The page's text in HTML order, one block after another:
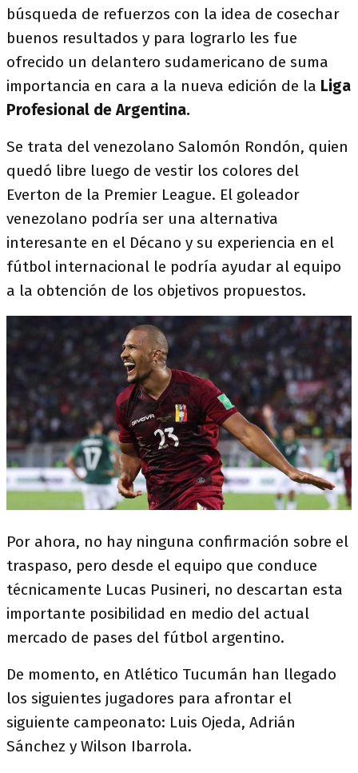
búsqueda de refuerzos con la idea de cosechar
buenos resultados y para lograrlo les fue
ofrecido un delantero sudamericano de suma
importancia en cara a la nueva edición de la Liga
Profesional de Argentina.
Se trata del venezolano Salomón Rondón, quien
quedó libre luego de vestir los colores del
Everton de la Premier League. El goleador
venezolano podría ser una alternativa
interesante en el Décano y su experiencia en el
fútbol internacional le podría ayudar al equipo
a la obtención de los objetivos propuestos.
Por ahora, no hay ninguna confirmación sobre el
traspaso, pero desde el equipo que conduce
técnicamente Lucas Pusineri, no descartan esta
importante posibilidad en medio del actual
mercado de pases del fútbol argentino.
De momento, en Atlético Tucumán han llegado
los siguientes jugadores para afrontar el
siguiente campeonato: Luis Ojeda, Adrián
Sánchez y Wilson Ibarrola.